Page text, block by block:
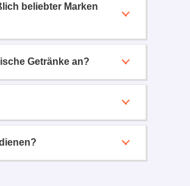
beliebter Marken
Getränke an?